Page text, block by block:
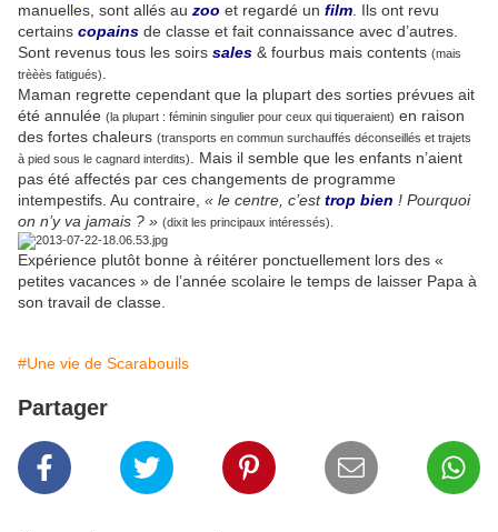
manuelles, sont allés au zoo et regardé un film . Ils ont revu
certains copains de classe et fait connaissance avec d’autres.
Sont revenus tous les soirs sales & fourbus mais contents (mais
trèèès fatigués)
Maman regrette cependant que la plupart des sorties prévues ait
été annulée (la plupart : féminin singulier pour ceux qui tiqueraient) en raison
des fortes chaleurs (transports en commun surchauffés déconseillés et trajets
à pied sous le cagnard interdits)
. Mais il semble que les enfants n’aient
pas été affectés par ces changements de programme
intempestifs. Au contraire, « le centre, c’esttrop bien ! Pourquoi
on n’y va jamais ? » (dixit les principaux intéressés).
Expérience plutôt bonne à réitérer ponctuellement lors des «
petites vacances » de l’année scolaire le temps de laisser Papa à
son travail de classe.
#Une vie de Scarabouils
Partager